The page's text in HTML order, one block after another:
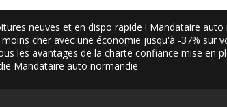
neuves et en dispo rapide ! Mandataire
cher avec une économie jusqu'à -37% sur
les avantages de la charte confiance mise en
Mandataire auto normandie